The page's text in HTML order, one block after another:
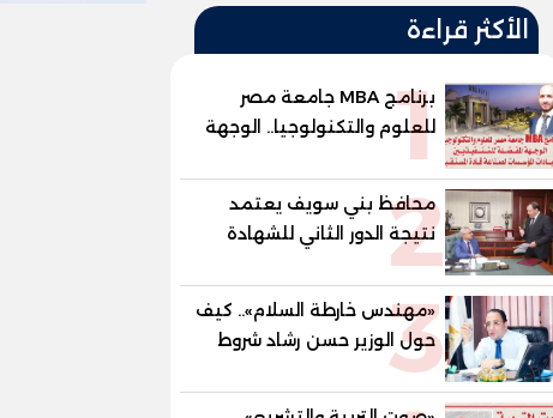
الأكثر قراءة
1
برنامج MBA جامعة مصر
للعلوم والتكنولوجيا.. الوجهة
المفضلة للتنفيذيين وقيادات
المستقبل
2
محافظ بني سويف يعتمد
نتيجة الدور الثاني للشهادة
الإعدادية العامة بنسبة
منازل.. و70.56% للمهنية ..
و100% للصُم وضعاف السمع3
«مهندس خارطة السلام».. كيف
حول الوزير حسن رشاد شروط
الحرب المعقدة إلى "خارطة